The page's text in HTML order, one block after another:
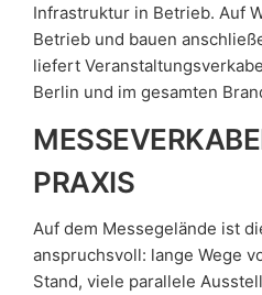
Infrastruktur in Betrieb. Auf
Betrieb und bauen
liefert
Berlin und im gesamten
PRAXIS
Auf dem Messegelände ist
anspruchsvoll: lange Wege
Stand, viele parallele